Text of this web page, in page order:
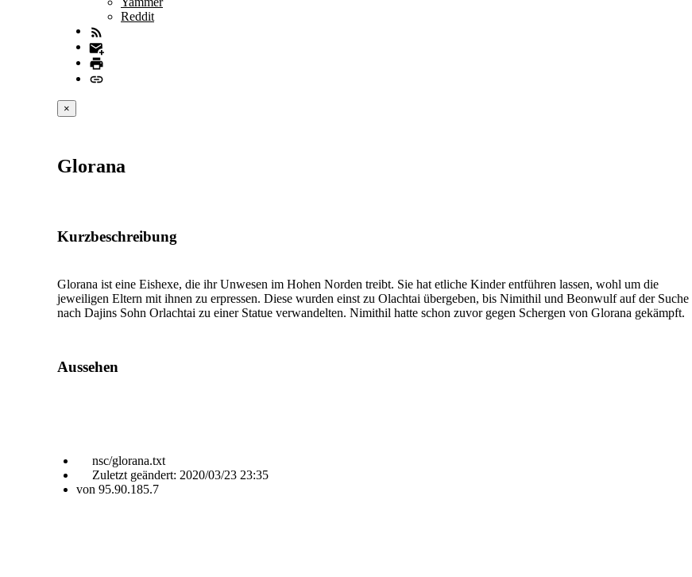
Reddit
×
Glorana
Kurzbeschreibung
Glorana ist eine Eishexe, die ihr Unwesen im Hohen Norden treibt. Sie hat etliche Kinder entführen lassen, wohl um die
jeweiligen Eltern mit ihnen zu erpressen. Diese wurden einst zu Olachtai übergeben, bis Nimithil und Beonwulf auf der Suche
nach Dajins Sohn Orlachtai zu einer Statue verwandelten. Nimithil hatte schon zuvor gegen Schergen von Glorana gekämpft.
Aussehen
nsc/glorana.txt
Zuletzt geändert: 2020/03/23 23:35
von 95.90.185.7